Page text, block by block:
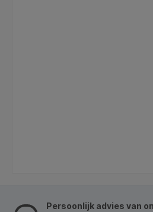
Persoonlijk advies van